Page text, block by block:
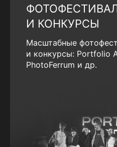
И КОНКУРСЫ
Масштабные
и конкурсы: Portfolio
PhotoFerrum и др.